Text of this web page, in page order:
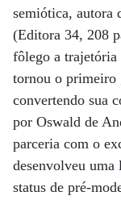
semiótica, autora
(Editora 34, 208
fôlego a trajetória
tornou o primeiro
convertendo sua
por Oswald de
parceria com o
desenvolveu
status de pré-